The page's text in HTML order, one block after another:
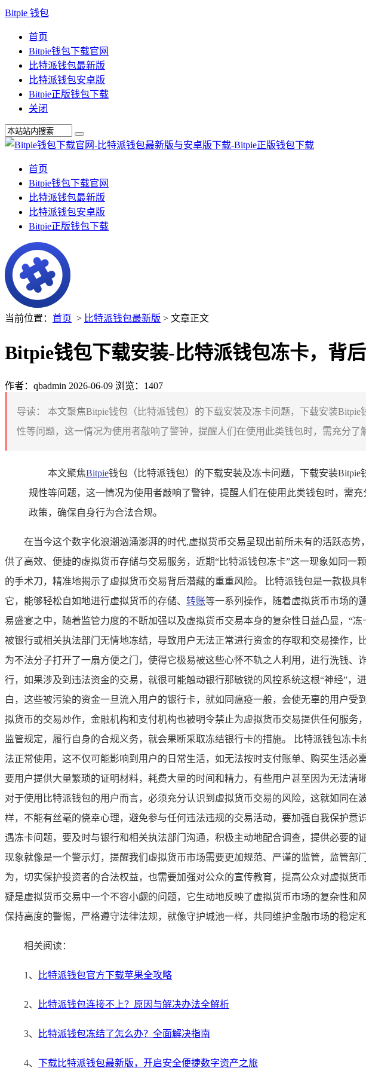
Bitpie 钱包
首页
Bitpie钱包下载官网
比特派钱包最新版
比特派钱包安卓版
Bitpie正版钱包下载
关闭
首页
Bitpie钱包下载官网
比特派钱包最新版
比特派钱包安卓版
Bitpie正版钱包下载
当前位置： 首页 > 比特派钱包最新版 > 文章正文
Bitpie钱包下载安装-比特派钱包冻卡，背
作者：qbadmin 2026-06-09 浏览：1407
导读：
本文聚焦Bitpie钱包（比特派钱包）的下载安装及冻卡问题，下载安装
性等问题，这一情况为使用者敲响了警钟，提醒人们在使用此类钱包时，需充分
本文聚焦Bitpie钱包（比特派钱包）的下载安装及冻卡问题，下载安装
规性等问题，这一情况为使用者敲响了警钟，提醒人们在使用此类钱包时，需
政策，确保自身行为合法合规。
在当今这个数字化浪潮汹涌澎湃的时代,虚拟货币交易呈现出前所未有的活跃态势，
供了高效、便捷的虚拟货币存储与交易服务，近期“比特派钱包冻卡”这一现象如同
的手术刀，精准地揭示了虚拟货币交易背后潜藏的重重风险。 比特派钱包是一款极
它，能够轻松自如地进行虚拟货币的存储、 转账等一系列操作，随着虚拟货币市场的
易盛宴之中，随着监管力度的不断加强以及虚拟货币交易本身的复杂性日益凸显，“
被银行或相关执法部门无情地冻结，导致用户无法正常进行资金的存取和交易操作
为不法分子打开了一扇方便之门，使得它极易被这些心怀不轨之人利用，进行洗钱
行，如果涉及到违法资金的交易，就很可能触动银行那敏锐的风控系统这根“神经”
白，这些被污染的资金一旦流入用户的银行卡，就如同瘟疫一般，会使无辜的用户
拟货币的交易炒作，金融机构和支付机构也被明令禁止为虚拟货币交易提供任何服
监管规定，履行自身的合规义务，就会果断采取冻结银行卡的措施。 比特派钱包冻
法正常使用，这不仅可能影响到用户的日常生活，如无法按时支付账单、购买生活
要用户提供大量繁琐的证明材料，耗费大量的时间和精力，有些用户甚至因为无法
对于使用比特派钱包的用户而言，必须充分认识到虚拟货币交易的风险，这就如同
样，不能有丝毫的侥幸心理，避免参与任何违法违规的交易活动，要加强自我保护
遇冻卡问题，要及时与银行和相关执法部门沟通，积极主动地配合调查，提供必要
现象就像是一个警示灯，提醒我们虚拟货币市场需要更加规范、严谨的监管，监管
为，切实保护投资者的合法权益，也需要加强对公众的宣传教育，提高公众对虚拟
疑是虚拟货币交易中一个不容小觑的问题，它生动地反映了虚拟货币市场的复杂性
保持高度的警惕，严格遵守法律法规，就像守护城池一样，共同维护金融市场的稳定
相关阅读：
1、 比特派钱包官方下载苹果全攻略
2、 比特派钱包连接不上？原因与解决办法全解析
3、 比特派钱包冻结了怎么办？全面解决指南
4、 下载比特派钱包最新版，开启安全便捷数字资产之旅